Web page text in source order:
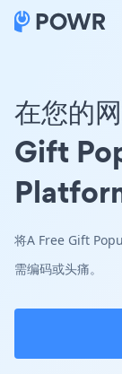
在您的
Gift
将A Free Gift
需编码或头痛。